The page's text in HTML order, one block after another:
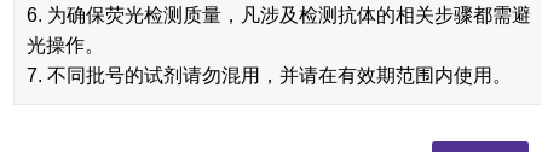
6. 为确保荧光检测质量，凡涉及检测抗体的相关步骤都需避
光操作。
7. 不同批号的试剂请勿混用，并请在有效期范围内使用。